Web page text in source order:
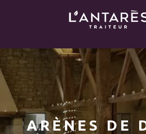
ARÈNES DE